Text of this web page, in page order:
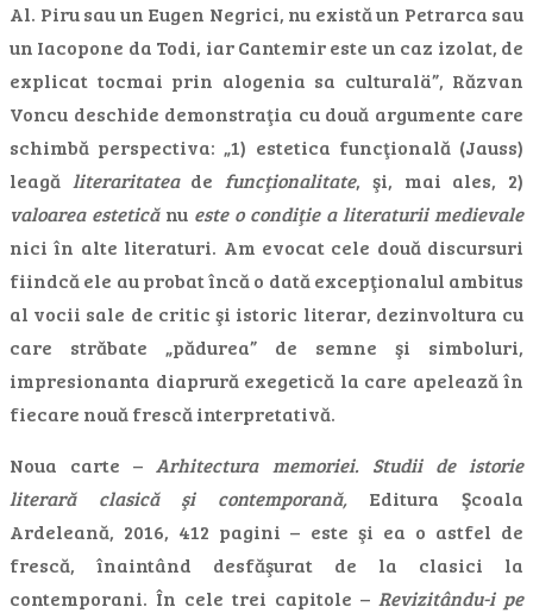
Al. Piru sau un Eugen Negrici, nu există un Petrarca sau
un Iacopone da Todi, iar Cantemir este un caz izolat, de
explicat tocmai prin alogenia sa culturalä”, Răzvan
Voncu deschide demonstraţia cu două argumente care
schimbă perspectiva: „1) estetica funcţională (Jauss)
leagă literaritateade funcţionalitate, şi, mai ales, 2)
valoarea estetică nu este o condiţie a literaturii medievale
nici în alte literaturi. Am evocat cele două discursuri
fiindcă ele au probat încă o dată excepţionalul ambitus
al vocii sale de critic şi istoric literar, dezinvoltura cu
care străbate „pădurea” de semne şi simboluri,
impresionanta diaprură exegetică la care apelează în
fiecare nouă frescă interpretativă.
Noua carte –Arhitectura memoriei. Studii de istorie
literară clasică şi contemporană,Editura Şcoala
Ardeleană, 2016, 412 pagini – este şi ea o astfel de
frescă, înaintând desfăşurat de la clasici la
contemporani. În cele trei capitole – Revizitându-i pe